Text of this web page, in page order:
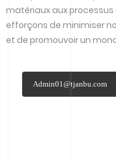
matériaux aux
efforçons de minimiser
et de promouvoir un
Admin01@tjanbu.com